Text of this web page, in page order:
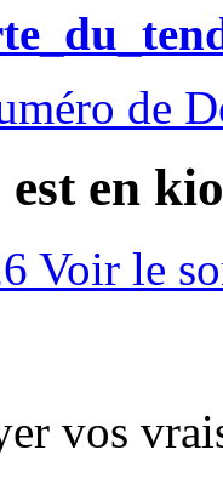
de
en
Voir le
vos